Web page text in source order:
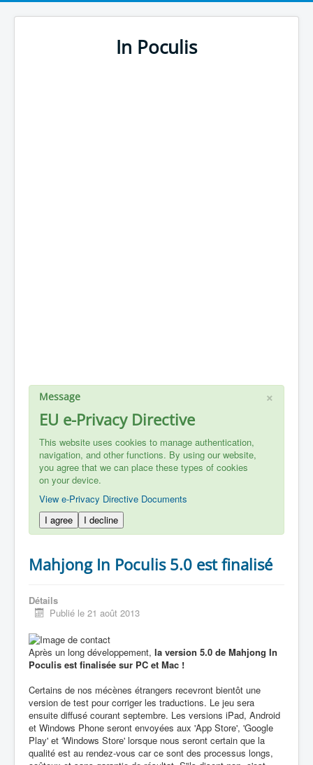
In Poculis
×
Message
EU e-Privacy Directive
This website uses cookies to manage authentication,
navigation, and other functions. By using our website,
you agree that we can place these types of cookies
on your device.
View e-Privacy Directive Documents
I agree
I decline
Mahjong In Poculis 5.0 est finalisé
Détails
Publié le 21 août 2013
Après un long développement, la version 5.0 de Mahjong In
Poculis est finalisée sur PC et Mac !
Certains de nos mécènes étrangers recevront bientôt une
version de test pour corriger les traductions. Le jeu sera
ensuite diffusé courant septembre. Les versions iPad, Android
et Windows Phone seront envoyées aux 'App Store', 'Google
Play' et 'Windows Store' lorsque nous seront certain que la
qualité est au rendez-vous car ce sont des processus longs,